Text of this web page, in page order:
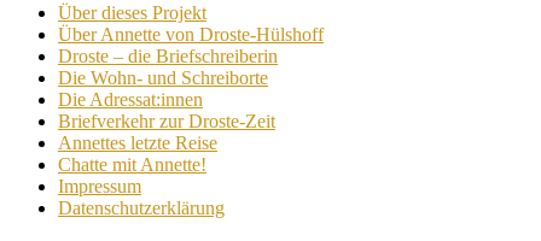
Über dieses Projekt
Über Annette von Droste-Hülshoff
Droste – die Briefschreiberin
Die Wohn- und Schreiborte
Die Adressat:innen
Briefverkehr zur Droste-Zeit
Annettes letzte Reise
Chatte mit Annette!
Impressum
Datenschutzerklärung